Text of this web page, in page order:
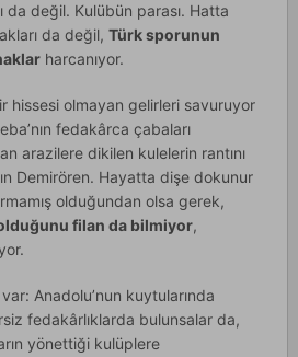
da değil. Kulübün parası. Hatta
da değil, Türk sporunun
harcanıyor.
hissesi olmayan gelirleri savuruyor
fedakârca çabaları
arazilere dikilen kulelerin rantını
Demirören. Hayatta dişe dokunur
olduğundan olsa gerek,
filan da bilmiyor,
Anadolu’nun kuytularında
fedakârlıklarda bulunsalar da,
yönettiği kulüplere